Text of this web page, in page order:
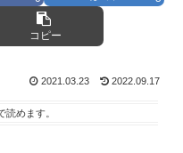
コピー
2021.03.23 2022.09.17
読めます。